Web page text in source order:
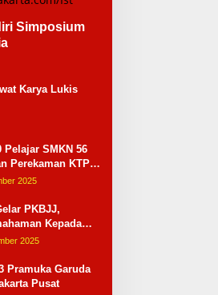
Simposium
Karya Lukis
Pelajar SMKN 56
Perekaman KTP
2025
PKBJJ,
Kepada
Tahun 2025
2025
Pramuka Garuda
Pusat